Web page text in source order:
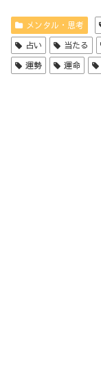
メンタル・思考
占い
当たる
運勢
運命